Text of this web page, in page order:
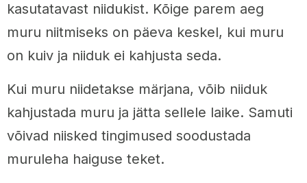
kasutatavast niidukist. Kõige parem aeg
muru niitmiseks on päeva keskel, kui muru
on kuiv ja niiduk ei kahjusta seda.
Kui muru niidetakse märjana, võib niiduk
kahjustada muru ja jätta sellele laike. Samuti
võivad niisked tingimused soodustada
muruleha haiguse teket.